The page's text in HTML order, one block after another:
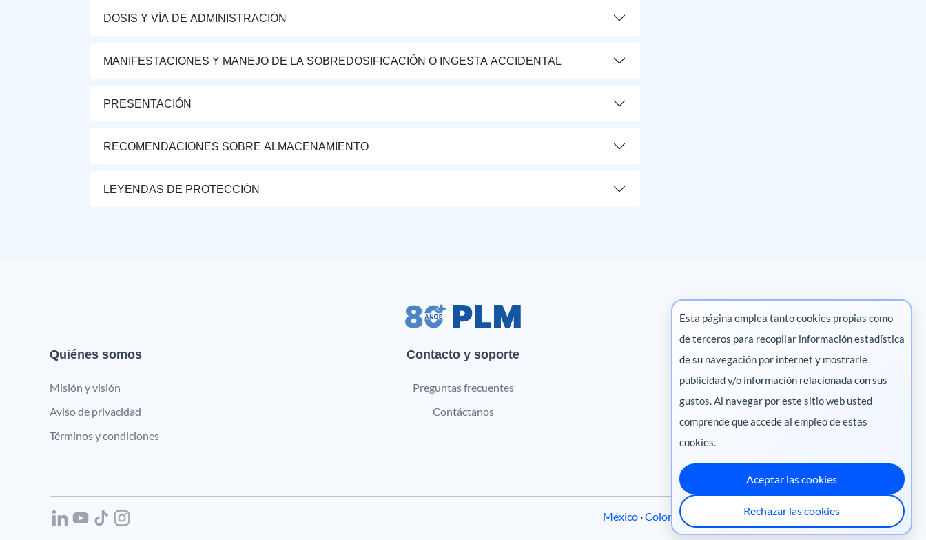
DOSIS Y VÍA DE ADMINISTRACIÓN
MANIFESTACIONES Y MANEJO DE LA SOBREDOSIFICACIÓN O INGESTA ACCIDENTAL
PRESENTACIÓN
RECOMENDACIONES SOBRE ALMACENAMIENTO
LEYENDAS DE PROTECCIÓN
Quiénes somos
Misión y visión
Aviso de privacidad
Términos y condiciones
Contacto y soporte
Preguntas frecuentes
Contáctanos
Marketing digital
Pharma
México ·Colombia Perú·Centroamérica
Esta página emplea tanto cookies propias como
de terceros para recopilar información estadística
de su navegación por internet y mostrarle
publicidad y/o información relacionada con sus
gustos. Al navegar por este sitio web usted
comprende que accede al empleo de estas
cookies.
Aceptar las cookies
Rechazar las cookies